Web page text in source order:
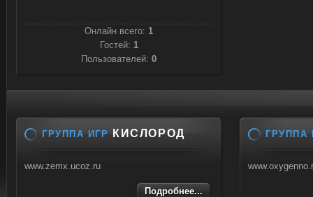
Онлайн всего: 1
Гостей: 1
Пользователей: 0
ГРУППА ИГР КИСЛОРОД
www.zemx.ucoz.ru
Подробнее...
ГРУППА